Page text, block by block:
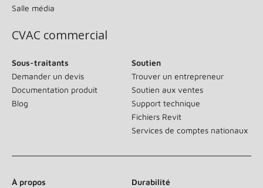
Salle média
CVAC commercial
Sous-traitants
Demander un devis
Documentation produit
Blog
Soutien
Trouver un entrepreneur
Soutien aux ventes
Support technique
Fichiers Revit
Services de comptes nationaux
À propos Durabilité